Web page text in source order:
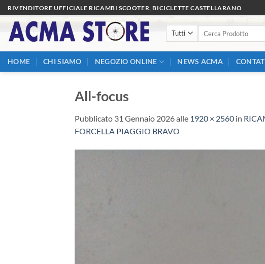
Salta
ai
contenuti
RIVENDITORE UFFICIALE RICAMBI SCOOTER, BICICLETTE CASTELLARANO
HOME CHI SIAMO NEGOZIO ONLINE NEWS ACMA
All-focus
Pubblicato 31 Gennaio 2026alle 1920 × 2560 in
FORCELLA PIAGGIO BRAVO